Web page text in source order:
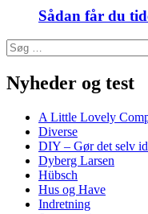
Sådan får du
Søg
efter:
Nyheder og test
A Little Lovely
Diverse
DIY – Gør det selv
Dyberg Larsen
Hübsch
Hus og Have
Indretning